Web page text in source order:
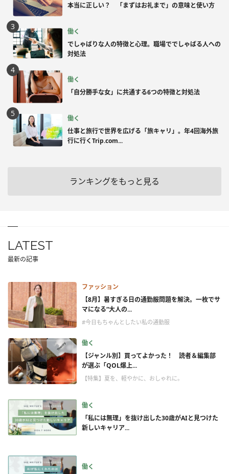
本当に正しい？ 「まずはお礼まで」の意味と使い方
働く
でしゃばりな人の特徴と心理。職場ででしゃばる人への
対処法
働く
「自分勝手な女」に共通する6つの特徴と対処法
働く
仕事と旅行で世界を広げる「旅キャリ」。年4回海外旅
行に行くTrip.com...
ランキングをもっと見る
LATEST
最新の記事
ファッション
【8月】暑すぎる日の通勤服問題を解決。一枚でサ
マになる“大人の...
#今日もちゃんとしたい私の通勤服
働く
【ジャンル別】買ってよかった！ 読者＆編集部
が選ぶ「QOL爆上...
【特集】夏を、軽やかに、おしゃれに。
働く
「私には無理」を抜け出した30歳がAIと見つけた
新しいキャリア...
働く